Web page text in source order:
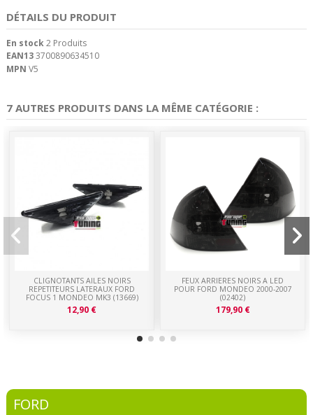
DÉTAILS DU PRODUIT
En stock2 Produits
EAN133700890634510
MPN V5
7 AUTRES PRODUITS DANS LA MÊME CATÉGORIE :
CLIGNOTANTS AILES NOIRS
REPETITEURS LATERAUX FORD
FOCUS 1 MONDEO MK3 (13669)
12,90 €
FEUX ARRIERES NOIRS A LED
POUR FORD MONDEO 2000-2007
(02402)
179,90 €
FORD